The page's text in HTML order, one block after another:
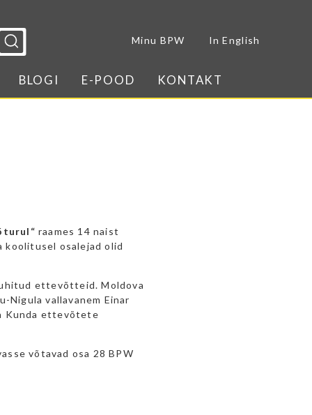
Minu BPW In English
BLOGI E-POOD KONTAKT
raames 14 naist
koolitusel osalejad olid
ettevõtteid. Moldova
Nigula vallavanem Einar
Kunda ettevõtete
võtavad osa 28 BPW